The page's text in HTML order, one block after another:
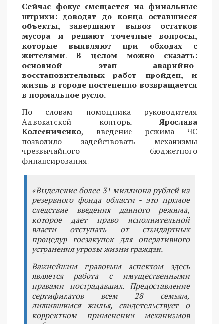
Сейчас фокус смещается на финальные
штрихи: доводят до конца оставшиеся
объекты, завершают вывоз остатков
мусора и решают точечные вопросы,
которые выявляют при обходах с
жителями. В целом можно сказать:
основной этап аварийно-
восстановительных работ пройден, и
жизнь в городе постепенно возвращается
в нормальное русло.
По словам помощника руководителя
Адвокатской конторыЯрослава
Колесниченко, введение режима ЧС
позволило задействовать механизмы
чрезвычайного бюджетного
финансирования.
«Выделение более 31 миллиона рублей из
резервного фонда области - это прямое
следствие введения данного режима,
которое дает право исполнительной
власти отступать от стандартных
процедур госзакупок для оперативного
устранения угрозы жизни граждан.
Важнейшим правовым аспектом здесь
является работа с имущественными
правами пострадавших. Предоставление
сертификатов всем 28 семьям,
лишившимся жилья, свидетельствует о
корректном применении механизмов